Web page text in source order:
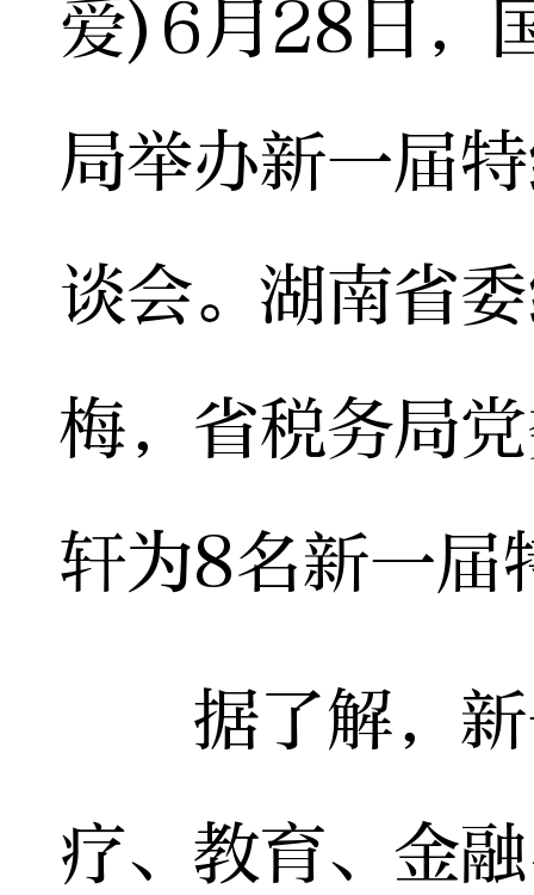
爱)6月28日，
局举办新一届
谈会。湖南省
梅，省税务局
轩为8名新一届
据了解，新
疗、教育、金